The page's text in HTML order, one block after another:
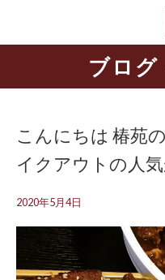
ブログ
こんにちは️ 椿苑
イクアウトの人
2020年5月4日